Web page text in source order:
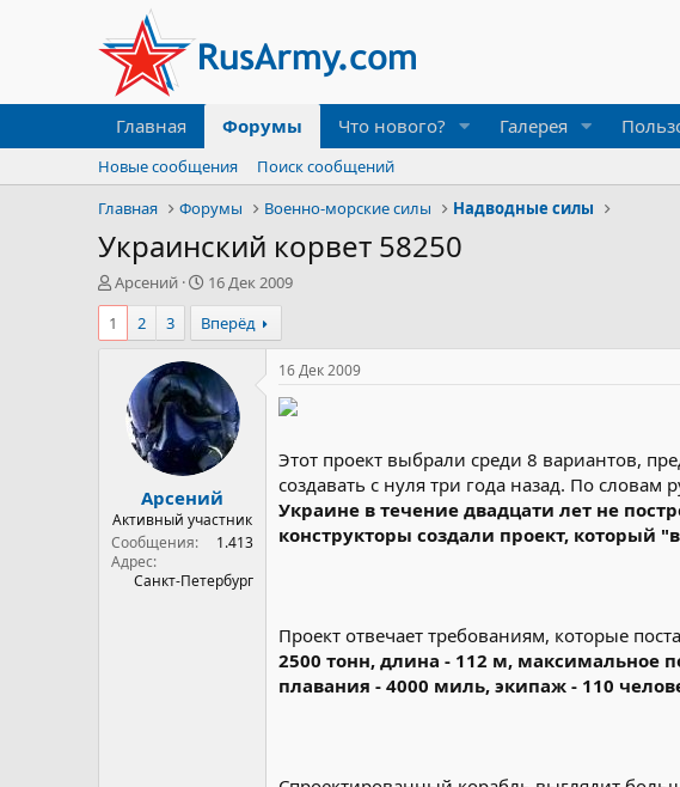
Главная Форумы Что нового? Галерея
Новые сообщения
Поиск сообщений
Главная
Форумы Военно-морские силы Надводные силы
Украинский корвет 58250
А
в
т
о
Арсений
Д
а
т
а
н
а
ч
а
л
а
16 Дек 2009
1
2 3 Вперёд
Арсений
Активный участник
Сообщения
1.413
Адрес
Санкт-Петербург
16 Дек 2009
Этот проект выбрали среди 8 вариантов,
создавать с нуля три года назад. По
Украине в течение двадцати лет не
конструкторы создали проект, который
Проект отвечает требованиям, которые
2500 тонн, длина - 112 м, максимальное
плавания - 4000 миль, экипаж - 110